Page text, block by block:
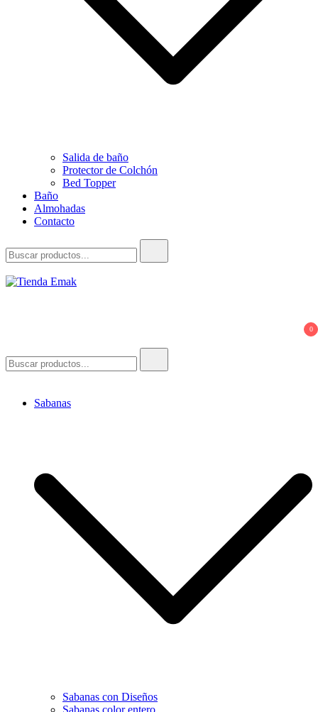
Salida de baño
Protector de Colchón
Bed Topper
Baño
Almohadas
Contacto
0
Sabanas
Sabanas con Diseños
Sabanas color entero